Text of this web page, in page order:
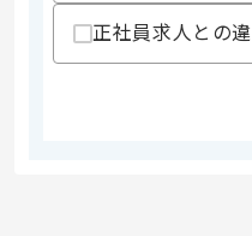
正社員求人との